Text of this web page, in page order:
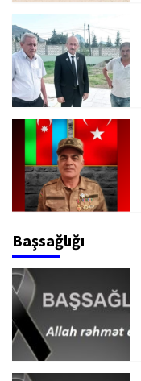
Başsağlığı